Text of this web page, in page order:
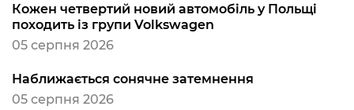
Кожен четвертий новий автомобіль у Польщі
походить із групи Volkswagen
05 серпня 2026
Наближається сонячне затемнення
05 серпня 2026